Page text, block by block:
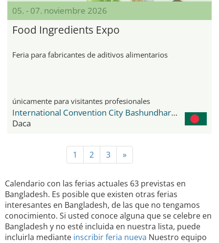
05. - 07. noviembre 2026
Food Ingredients Expo
Feria para fabricantes de aditivos alimentarios
únicamente para visitantes profesionales
International Convention City Bashundhara - ICCB
Daca
1 2 3 »
Calendario con las ferias actuales 63 previstas en
Bangladesh. Es posible que existen otras ferias
interesantes en Bangladesh, de las que no tengamos
conocimiento. Si usted conoce alguna que se celebre en
Bangladesh y no esté incluida en nuestra lista, puede
incluirla mediante inscribir feria nueva Nuestro equipo